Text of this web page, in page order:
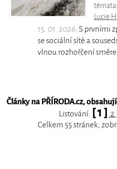
témata:
Lucie
15. 01. 2026: S prvními
se sociální sítě a
vlnou rozhořčení
Články na PŘÍRODA.cz,
Listování: [ 1 ] 2
Celkem 55 stránek,